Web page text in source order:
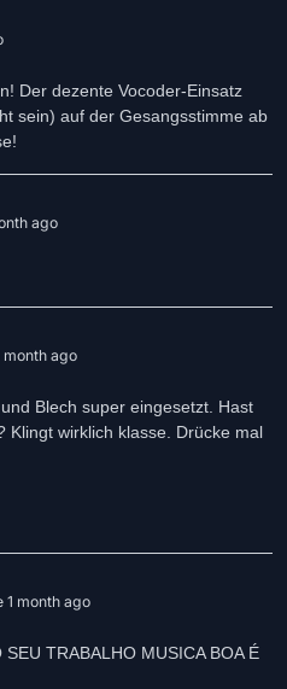
Der dezente Vocoder-Einsatz
sein) auf der Gesangsstimme ab
ago
month ago
Blech super eingesetzt. Hast
Klingt wirklich klasse. Drücke mal
1 month ago
TRABALHO MUSICA BOA É